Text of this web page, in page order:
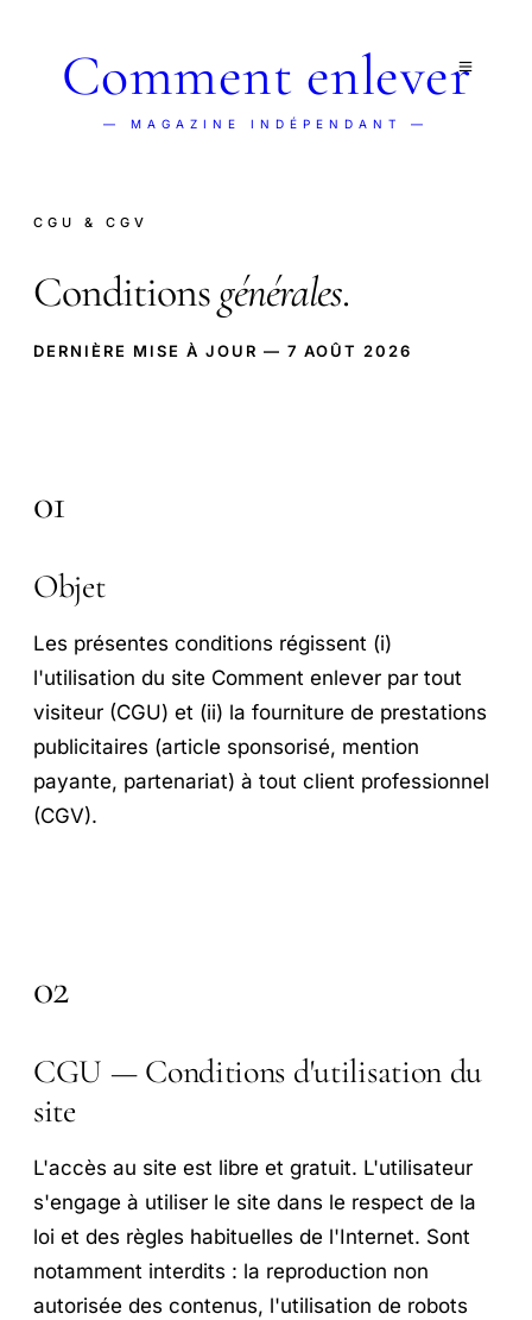
Comment enlever
— MAGAZINE INDÉPENDANT —
CGU & CGV
Conditionsgénérales.
DERNIÈRE MISE À JOUR — 7 AOÛT 2026
01
Objet
Les présentes conditions régissent (i)
l'utilisation du site Comment enlever par tout
visiteur (CGU) et (ii) la fourniture de prestations
publicitaires (article sponsorisé, mention
payante, partenariat) à tout client professionnel
(CGV).
02
CGU — Conditions d'utilisation du
site
L'accès au site est libre et gratuit. L'utilisateur
s'engage à utiliser le site dans le respect de la
loi et des règles habituelles de l'Internet. Sont
notamment interdits : la reproduction non
autorisée des contenus, l'utilisation de robots